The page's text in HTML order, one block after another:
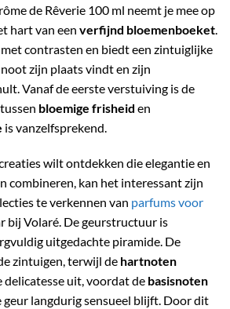
de Rêverie 100 ml neemt je mee op
hart van een verfijnd bloemenboeket
contrasten en biedt een zintuiglijke
zijn plaats vindt en zijn
Vanaf de eerste verstuiving is de
bloemige frisheid en
is vanzelfsprekend.
wilt ontdekken die elegantie en
combineren, kan het interessant zijn
te verkennen van parfums voor
bij Volaré. De geurstructuur is
uitgedachte piramide. De
zintuigen, terwijl de hartnoten
delicatesse uit, voordat de basisnoten
geur langdurig sensueel blijft. Door dit